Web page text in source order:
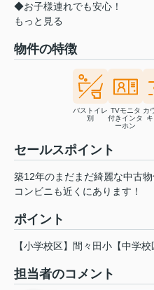
◆お子様連れでも安心！
もっと見る
物件の特徴
バストイレ
別
TVモニタ
付きインタ
ーホン
カ
セールスポイント
築12年のまだまだ綺麗な中古
コンビニも近くにあります！
ポイント
【小学校区】間々田小【中学
担当者のコメント